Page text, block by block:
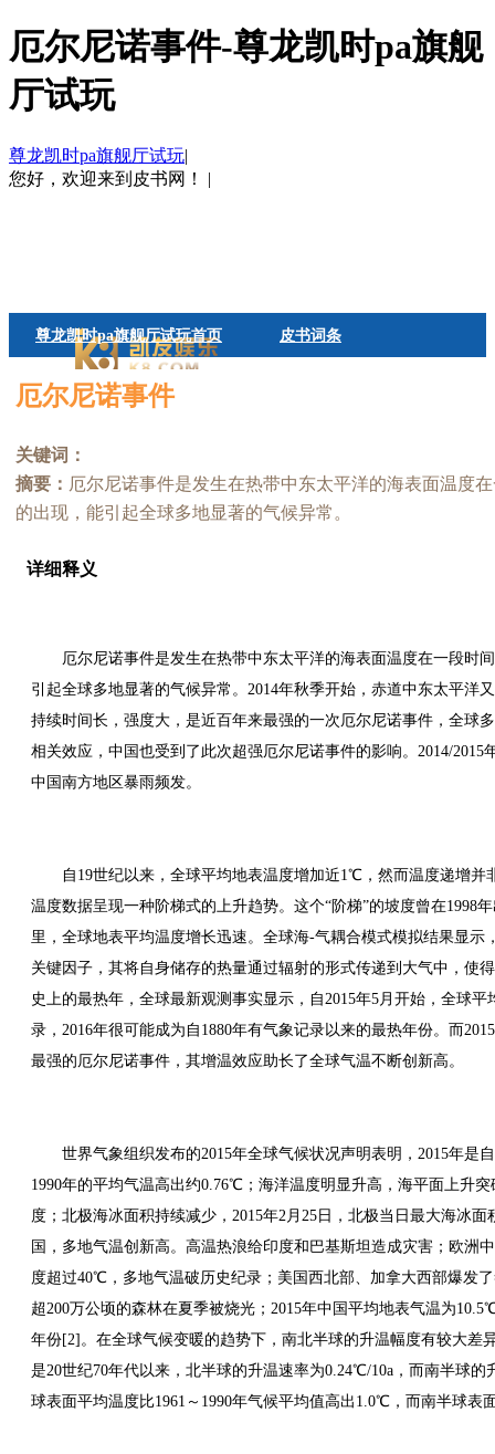
厄尔尼诺事件-尊龙凯时pa旗舰
厅试玩
尊龙凯时pa旗舰厅试玩|
您好，欢迎来到皮书网！ |
尊龙凯时pa旗舰厅试玩首页 皮书词条
皮书观点 帮助中心
厄尔尼诺事件
关键词：
摘要： 厄尔尼诺事件是发生在热带中东太平洋的海表面温度
的出现，能引起全球多地显著的气候异常。
详细释义
厄尔尼诺事件是发生在热带中东太平洋的海表面温度在一段时
引起全球多地显著的气候异常。2014年秋季开始，赤道中东太平洋
持续时间长，强度大，是近百年来最强的一次厄尔尼诺事件，全球
相关效应，中国也受到了此次超强厄尔尼诺事件的影响。2014/2015
中国南方地区暴雨频发。
自19世纪以来，全球平均地表温度增加近1℃，然而温度递增
温度数据呈现一种阶梯式的上升趋势。这个“阶梯”的坡度曾在1998
里，全球地表平均温度增长迅速。全球海-气耦合模式模拟结果显示
关键因子，其将自身储存的热量通过辐射的形式传递到大气中，使
史上的最热年，全球最新观测事实显示，自2015年5月开始，全球
录，2016年很可能成为自1880年有气象记录以来的最热年份。而
最强的厄尔尼诺事件，其增温效应助长了全球气温不断创新高。
世界气象组织发布的2015年全球气候状况声明表明，2015年是
1990年的平均气温高出约0.76℃；海洋温度明显升高，海平面上升
度；北极海冰面积持续减少，2015年2月25日，北极当日最大海冰
国，多地气温创新高。高温热浪给印度和巴基斯坦造成灾害；欧洲
度超过40℃，多地气温破历史纪录；美国西北部、加拿大西部爆发
超200万公顷的森林在夏季被烧光；2015年中国平均地表气温为
年份[2]。在全球气候变暖的趋势下，南北半球的升温幅度有较大差
是20世纪70年代以来，北半球的升温速率为0.24℃/10a，而南半球的
球表面平均温度比1961～1990年气候平均值高出1.0℃，而南半球表